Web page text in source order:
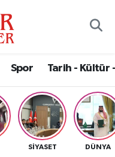
Spor Tarih - Kültür
SIYASET DÜNYA